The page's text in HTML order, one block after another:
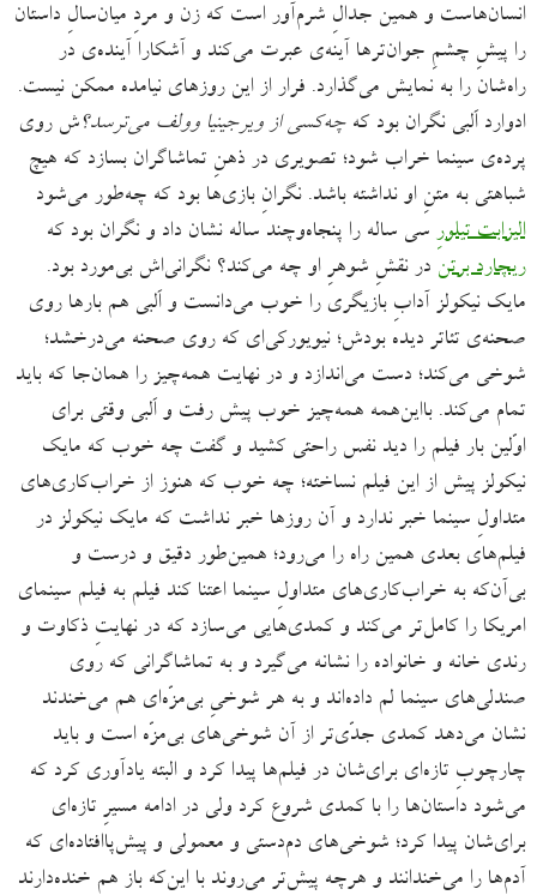
انسان‌هاست و همین جدالِ شرم‌آور است که زن و مردِ میان‌سالِ داستان
را پیشِ چشمِ جوان‌ترها آینه‌ی عبرت می‌کند و آشکارا آینده‌ی در
راه‌شان را به نمایش می‌گذارد. فرار از این روزهای نیامده ممکن نیست.
ادوارد اَلبی نگران بود کهچه‌کسی از ویرجینیا وولف می‌ترسد؟ش روی
پرده‌ی سینما خراب شود؛ تصویری در ذهنِ تماشاگران بسازد که هیچ
شباهتی به متنِ او نداشته باشد. نگرانِ بازی‌ها بود که چه‌طور می‌شود
الیزابت تیلورِ سی ساله را پنجاه‌وچند ساله نشان داد و نگران بود که
ریچارد برتن در نقشِ شوهرِ او چه می‌کند؟ نگرانی‌اش بی‌مورد بود.
مایک نیکولز آدابِ بازیگری را خوب می‌دانست و اَلبی هم بارها روی
صحنه‌ی تئاتر دیده بودش؛ نیویورکی‌ای که روی صحنه می‌درخشد؛
شوخی می‌کند؛ دست می‌اندازد و در نهایت همه‌چیز را همان‌جا که باید
تمام می‌کند. بااین‌همه همه‌چیز خوب پیش رفت و اَلبی وقتی برای
اوّلین بار فیلم را دید نفس راحتی کشید و گفت چه خوب که مایک
نیکولز پیش از این فیلم نساخته؛ چه خوب که هنوز از خراب‌کاری‌های
متداولِ سینما خبر ندارد و آن روزها خبر نداشت که مایک نیکولز در
فیلم‌های بعدی همین راه را می‌رود؛ همین‌‌طور دقیق و درست و
بی‌آن‌که به خراب‌کاری‌های متداولِ سینما اعتنا کند فیلم به فیلم سینمای
امریکا را کامل‌تر می‌کند و کمدی‌هایی می‌سازد که در نهایتِ ذکاوت و
رندی خانه و خانواده را نشانه می‌گیرد و به تماشاگرانی که روی
صندلی‌های سینما لم داده‌اند و به هر شوخیِ بی‌مزّه‌ای هم می‌خندند
نشان می‌دهد کمدی جدّی‌تر از آن شوخی‌های بی‌مزّه است و باید
چارچوبِ تازه‌ای برای‌شان در فیلم‌ها پیدا کرد و البته یادآوری کرد که
می‌شود داستان‌ها را با کمدی شروع کرد ولی در ادامه مسیرِ تازه‌ای
برای‌شان پیدا کرد؛ شوخی‌های دم‌دستی و معمولی و پیش‌پاافتاده‌ای که
آدم‌ها را می‌خندانند و هرچه پیش‌تر می‌روند با این‌که باز هم خنده‌دارند